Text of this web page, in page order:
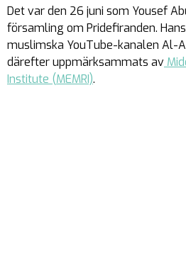
Det var den 26 juni som Yousef
församling om Pridefiranden.
muslimska YouTube-kanalen Al-
därefter uppmärksammats av
Institute (MEMRI).